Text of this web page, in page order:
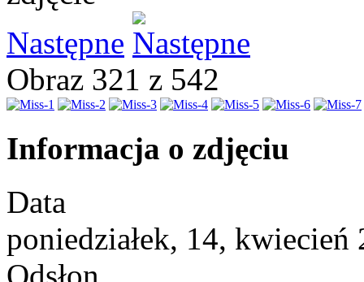
Następne
Obraz 321 z 542
Informacja o zdjęciu
Data
poniedziałek, 14, kwiecień